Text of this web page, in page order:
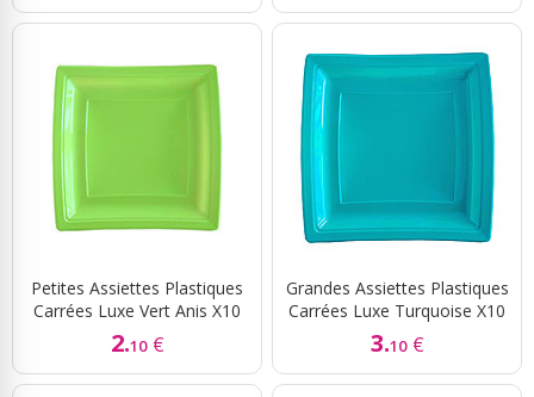
Petites Assiettes Plastiques
Carrées Luxe Vert Anis X10
2.10 €
Grandes Assiettes Plastiques
Carrées Luxe Turquoise X10
3.10 €